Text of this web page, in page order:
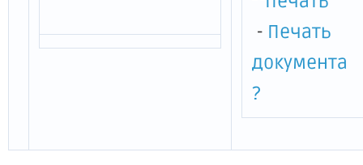
- Печать
документа
?